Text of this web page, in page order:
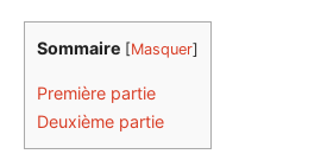
Sommaire [Masquer]
Première partie
Deuxième partie